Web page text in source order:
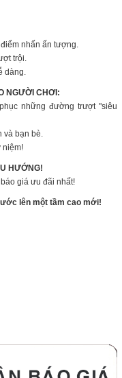
nhấn ấn tượng.
trội.
dàng.
NGƯỜI CHƠI:
những đường trượt "siêu
và bạn bè.
niệm!
HƯỚNG!
giá ưu đãi nhất!
lên một tầm cao mới!